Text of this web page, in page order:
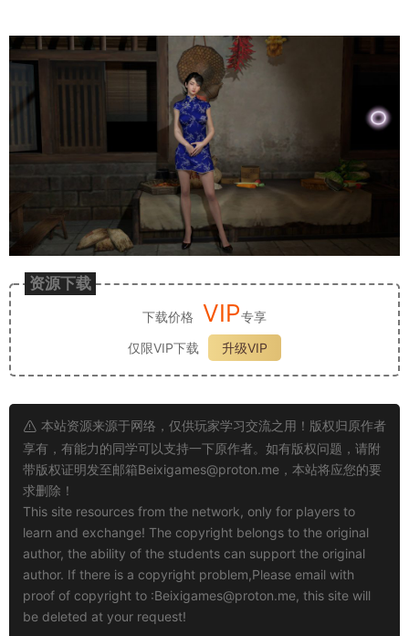
资源下载
下载价格 VIP专享
仅限VIP下载
升级VIP
本站资源来源于网络，仅供玩家学习交流之用！版权归原作者
享有，有能力的同学可以支持一下原作者。如有版权问题，请附
带版权证明发至邮箱Beixigames@proton.me ，本站将应您的要
求删除！
This site resources from the network, only for players to
learn and exchange! The copyright belongs to the original
author, the ability of the students can support the original
author. If there is a copyright problem,Please email with
proof of copyright to :Beixigames@proton.me, this site will
be deleted at your request!